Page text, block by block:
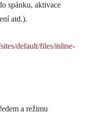
spánku, aktivace
atd.).
default/files/inline-
a režimu